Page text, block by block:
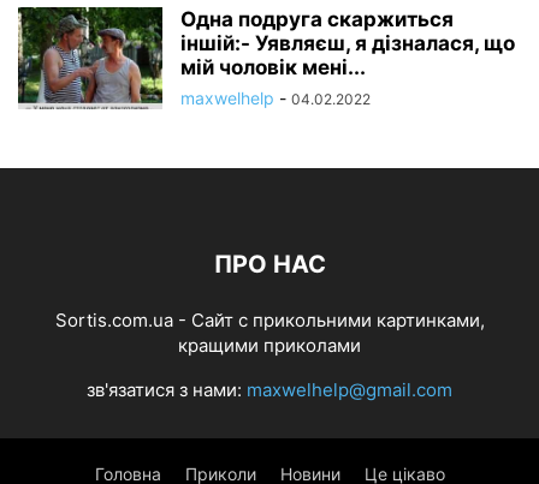
Одна подруга скаржиться
іншій:- Уявляєш, я дізналася, що
мій чоловік мені...
maxwelhelp - 04.02.2022
ПРО НАС
Sortis.com.ua - Cайт с прикольними картинками,
кращими приколами
зв'язатися з нами: maxwelhelp@gmail.com
Головна Приколи Новини Це цікаво